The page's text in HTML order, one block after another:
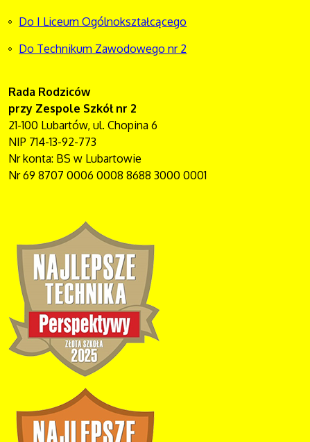
Do I Liceum Ogólnokształcącego
Do Technikum Zawodowego nr 2
Rada Rodziców
przy Zespole Szkół nr 2
21-100 Lubartów, ul. Chopina 6
NIP 714-13-92-773
Nr konta: BS w Lubartowie
Nr 69 8707 0006 0008 8688 3000 0001